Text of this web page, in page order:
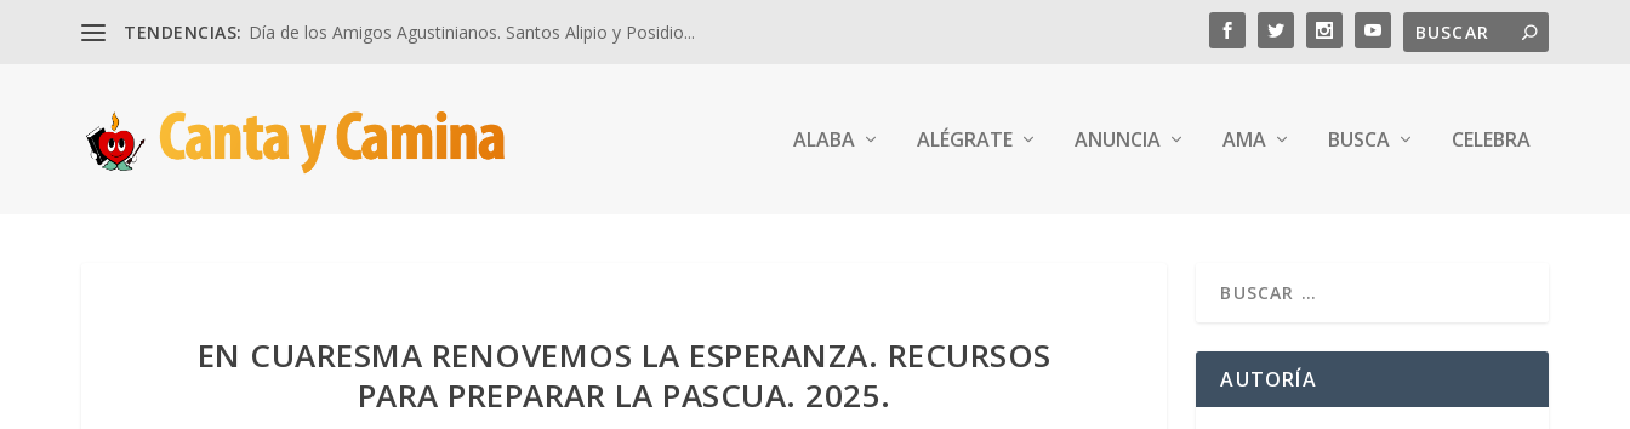
TENDENCIAS: Día de los Amigos Agustinianos. Santos Alipio y Posidio...
ALABA ALÉGRATE ANUNCIA AMA BUSCA CELEBRA
EN CUARESMA RENOVEMOS LA ESPERANZA. RECURSOS
PARA PREPARAR LA PASCUA. 2025.
AUTORÍA